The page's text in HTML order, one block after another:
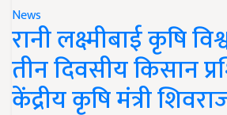
News
रानी लक्ष्मीबाई कृषि
तीन दिवसीय किसान
केंद्रीय कृषि मंत्री